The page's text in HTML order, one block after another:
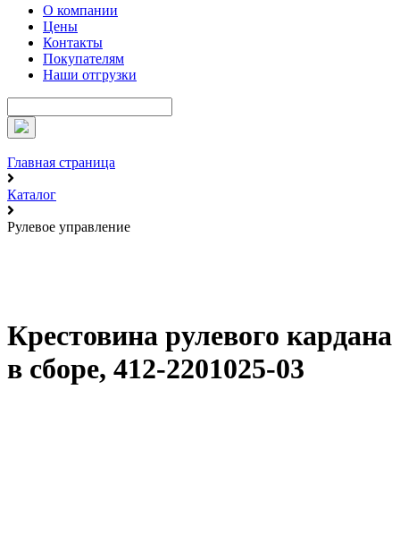
О компании
Цены
Контакты
Покупателям
Наши отгрузки
Главная страница
Каталог
Рулевое управление
Крестовина рулевого кардана
в сборе, 412-2201025-03